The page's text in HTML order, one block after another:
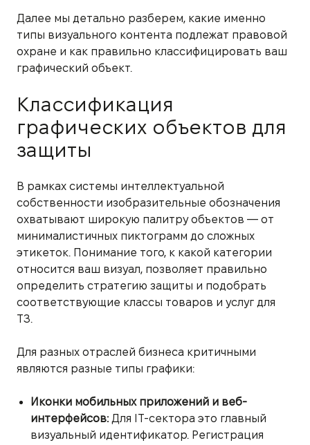
Далее мы детально разберем, какие именно
типы визуального контента подлежат правовой
охране и как правильно классифицировать ваш
графический объект.
Классификация
графических объектов для
защиты
В рамках системы интеллектуальной
собственности изобразительные обозначения
охватывают широкую палитру объектов — от
минималистичных пиктограмм до сложных
этикеток. Понимание того, к какой категории
относится ваш визуал, позволяет правильно
определить стратегию защиты и подобрать
соответствующие классы товаров и услуг для
ТЗ.
Для разных отраслей бизнеса критичными
являются разные типы графики:
Иконки мобильных приложений и веб-
интерфейсов:Для IT-сектора это главный
визуальный идентификатор. Регистрация